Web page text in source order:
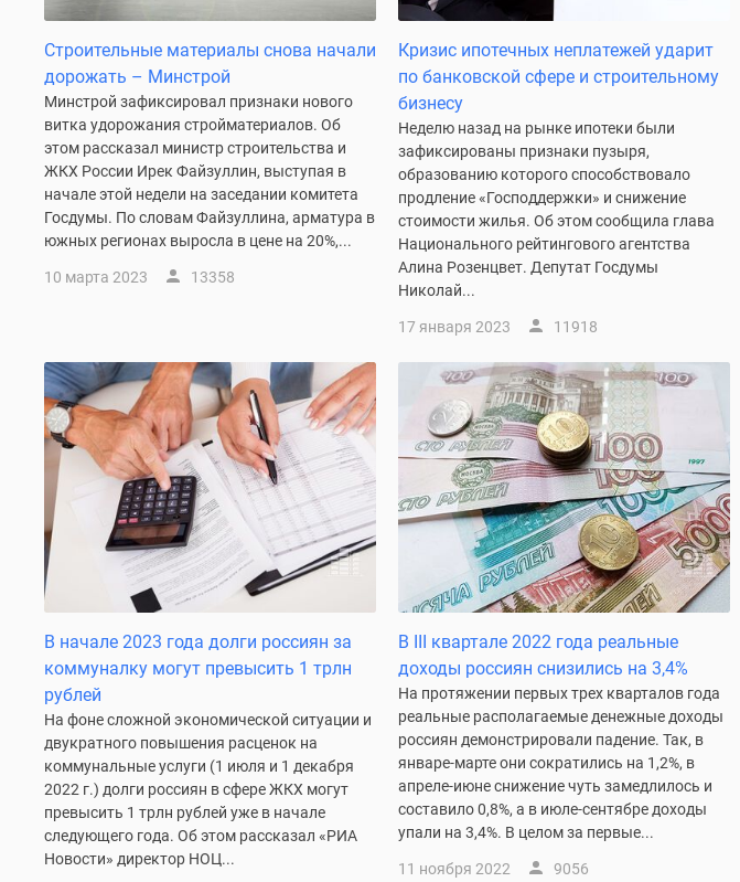
Студии
Ипотечный
Новости
недвижимости
Новостройки
Ленинградской
области
ипотека
Квартиры
премиум-
класса
Новостройки
бизнес-
коттеджи
Коттеджные
поселки
Петербурге
Коттеджные
Ленинградской
Готовые
коттеджные
поселки
Строящиеся
коттеджные
Строительные материалы снова начали
дорожать – Минстрой
Минстрой зафиксировал признаки нового
витка удорожания стройматериалов. Об
этом рассказал министр строительства и
ЖКХ России Ирек Файзуллин, выступая в
начале этой недели на заседании комитета
Госдумы. По словам Файзуллина, арматура в
южных регионах выросла в цене на 20%,...
10 марта 2023 13358
Кризис ипотечных неплатежей ударит
по банковской сфере и строительному
бизнесу
Неделю назад на рынке ипотеки были
зафиксированы признаки пузыря,
образованию которого способствовало
продление «Господдержки» и снижение
стоимости жилья. Об этом сообщила глава
Национального рейтингового агентства
Алина Розенцвет. Депутат Госдумы
Николай...
17 января 2023 11918
В начале 2023 года долги россиян за
коммуналку могут превысить 1 трлн
рублей
На фоне сложной экономической ситуации и
двукратного повышения расценок на
коммунальные услуги (1 июля и 1 декабря
2022 г.) долги россиян в сфере ЖКХ могут
превысить 1 трлн рублей уже в начале
следующего года. Об этом рассказал «РИА
Новости» директор НОЦ...
В III квартале 2022 года реальные
доходы россиян снизились на 3,4%
На протяжении первых трех кварталов года
реальные располагаемые денежные доходы
россиян демонстрировали падение. Так, в
январе-марте они сократились на 1,2%, в
апреле-июне снижение чуть замедлилось и
составило 0,8%, а в июле-сентябре доходы
упали на 3,4%. В целом за первые...
11 ноября 2022 9056